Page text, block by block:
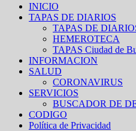
INICIO
TAPAS DE DIARIOS
TAPAS DE
HEMEROTECA
TAPAS Ciudad de
INFORMACION
SALUD
CORONAVIRUS
SERVICIOS
BUSCADOR DE
CODIGO
Política de Privacidad